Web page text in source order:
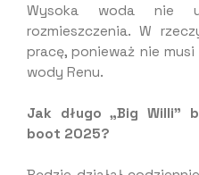
Wysoka woda nie
rozmieszczenia. W
pracę, ponieważ nie
wody Renu.
Jak długo „Big Willi”
boot 2025?